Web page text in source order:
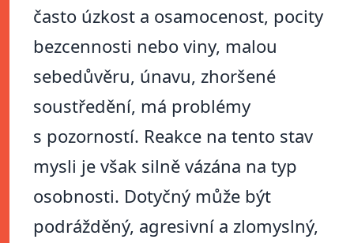
často úzkost a osamocenost, pocity
bezcennosti nebo viny, malou
sebedůvěru, únavu, zhoršené
soustředění, má problémy
s pozorností. Reakce na tento stav
mysli je však silně vázána na typ
osobnosti. Dotyčný může být
podrážděný, agresivní a zlomyslný,